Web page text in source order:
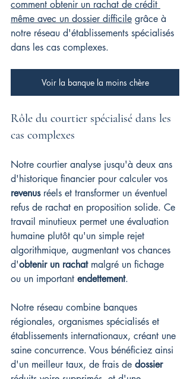
comment obtenir un rachat de crédit
même avec un dossier difficile grâce à
notre réseau d'établissements spécialisés
dans les cas complexes.
Voir la banque la moins chère
Rôle du courtier spécialisé dans les
cas complexes
Notre courtier analyse jusqu'à deux ans
d'historique financier pour calculer vos
revenus réels et transformer un éventuel
refus de rachat en proposition solide. Ce
travail minutieux permet une évaluation
humaine plutôt qu'un simple rejet
algorithmique, augmentant vos chances
d'obtenir un rachat malgré un fichage
ou un important endettement.
Notre réseau combine banques
régionales, organismes spécialisés et
établissements internationaux, créant une
saine concurrence. Vous bénéficiez ainsi
d'un meilleur taux, de frais de dossier